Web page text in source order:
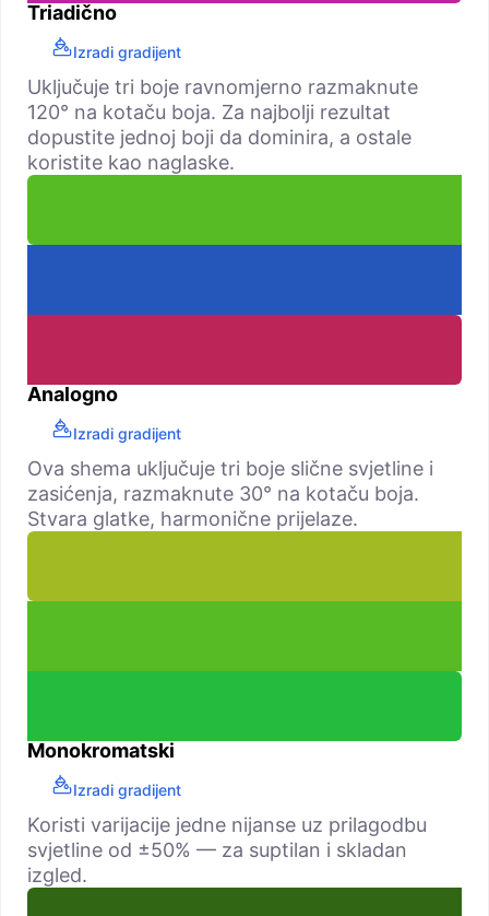
Triadično
Izradi gradijent
Uključuje tri boje ravnomjerno razmaknute
120° na kotaču boja. Za najbolji rezultat
dopustite jednoj boji da dominira, a ostale
koristite kao naglaske.
Analogno
Izradi gradijent
Ova shema uključuje tri boje slične svjetline i
zasićenja, razmaknute 30° na kotaču boja.
Stvara glatke, harmonične prijelaze.
Monokromatski
Izradi gradijent
Koristi varijacije jedne nijanse uz prilagodbu
svjetline od ±50% — za suptilan i skladan
izgled.